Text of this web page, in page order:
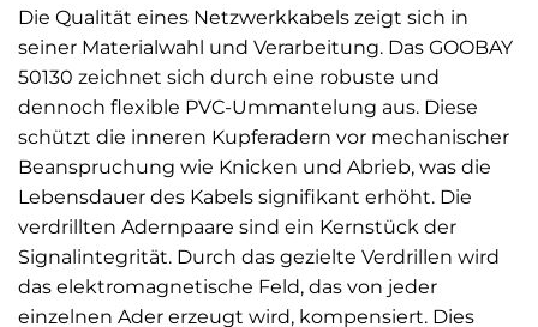
Die Qualität eines Netzwerkkabels zeigt sich in
seiner Materialwahl und Verarbeitung. Das GOOBAY
50130 zeichnet sich durch eine robuste und
dennoch flexible PVC-Ummantelung aus. Diese
schützt die inneren Kupferadern vor mechanischer
Beanspruchung wie Knicken und Abrieb, was die
Lebensdauer des Kabels signifikant erhöht. Die
verdrillten Adernpaare sind ein Kernstück der
Signalintegrität. Durch das gezielte Verdrillen wird
das elektromagnetische Feld, das von jeder
einzelnen Ader erzeugt wird, kompensiert. Dies